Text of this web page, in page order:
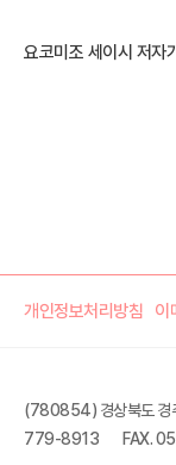
요코미조 세이시 저자
개인정보처리방침 이
(780854) 경상북도 경
779-8913
FAX.